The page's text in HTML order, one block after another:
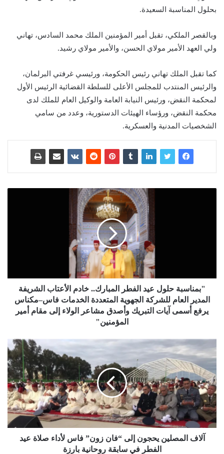
بحلول المناسبة السعيدة.
وبالقصر الملكي، تقبل أمير المؤمنين الملك محمد السادس، تهاني
ولي العهد الأمير مولاي الحسن، والأمير مولاي رشيد.
كما تقبل الملك تهاني رئيس الحكومة، ورئيسي غرفتي البرلمان،
والرئيس المنتدب للمجلس الأعلى للسلطة القضائية الرئيس الأول
لمحكمة النقض، ورئيس النيابة العامة والوكيل العام للملك لدى
محكمة النقض، ورؤساء الهيئات الدستورية، وعدد من سامي
الشخصيات المدنية والعسكرية.
"بمناسبة حلول عيد الفطر المبارك.. خادم الأعتاب الشريفة
المدير العام للشركة الجهوية المتعددة الخدمات فاس–مكناس
يرفع أسمى آيات التبريك وأصدق مشاعر الولاء إلى مقام أمير
المؤمنين"
آلاف المصلين يحجون إلى “فان زون” فاس لأداء صلاة عيد
الفطر في سابقة روحانية بارزة